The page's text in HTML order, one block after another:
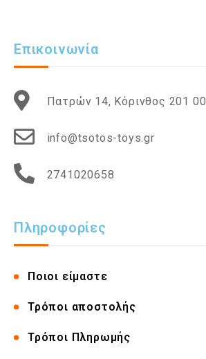
Επικοινωνία
Πατρών 14, Κόρινθος 201 00
info@tsotos-toys.gr
2741020658
Πληροφορίες
Ποιοι είμαστε
Τρόποι αποστολής
Τρόποι Πληρωμής